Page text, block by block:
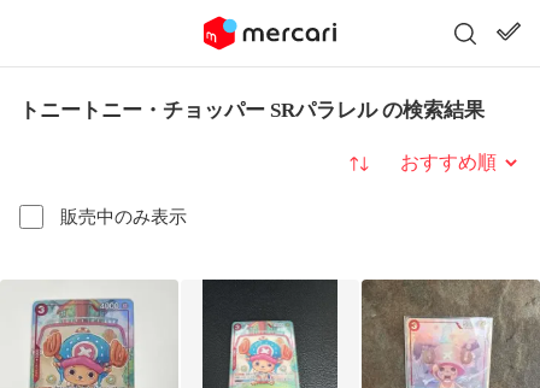
トニートニー・チョッパー SRパラレル の検索結果
販売中のみ表示
並び替え